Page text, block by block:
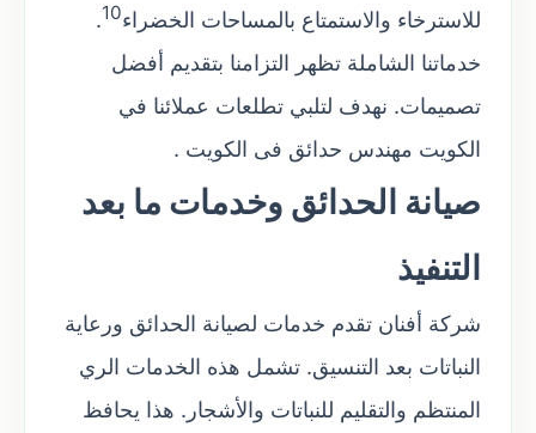
للاسترخاء والاستمتاع بالمساحات الخضراء10
.
خدماتنا الشاملة تظهر التزامنا بتقديم أفضل
تصميمات. نهدف لتلبي تطلعات عملائنا في
الكويت مهندس حدائق فى الكويت .
صيانة الحدائق وخدمات ما بعد
التنفيذ
شركة أفنان تقدم خدمات لصيانة الحدائق ورعاية
النباتات بعد التنسيق. تشمل هذه الخدمات الري
المنتظم والتقليم للنباتات والأشجار. هذا يحافظ